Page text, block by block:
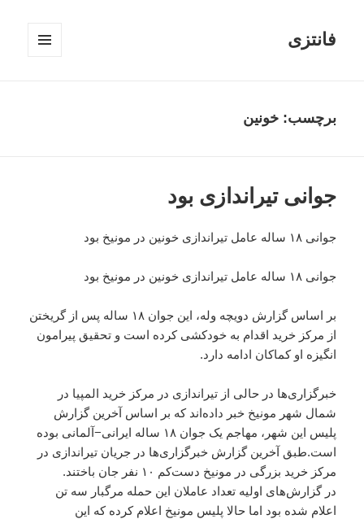
فانتزی
برچسب: خونین
جوانی تیراندازی بود
جوانی ۱۸ ساله عامل تیراندازی خونین در مونیخ بود
جوانی ۱۸ ساله عامل تیراندازی خونین در مونیخ بود
بر اساس گزارش دویچه وله، این جوان ۱۸ ساله پس از گریختن
از مرکز خرید اقدام به خودکشی کرده است و تحقیق پیرامون
انگیزه او کماکان ادامه دارد.
خبرگزاری‌ها در حالی از تیراندازی در مرکز خرید المپیا در
شمال شهر مونیخ خبر داده‌اند که بر اساس آخرین گزارش
پلیس این شهر، مهاجم یک جوان ۱۸ ساله ایرانی−آلمانی بوده
است.طبق آخرین گزارش خبرگزاری‌ها در جریان تیراندازی در
مرکز خرید بزرگی در مونیخ دست‌کم ۱۰ نفر جان باختند.
در گزارش‌های اولیه تعداد عاملان این حمله مرگبار سه تن
اعلام شده بود اما حالا پلیس مونیخ اعلام کرده که این